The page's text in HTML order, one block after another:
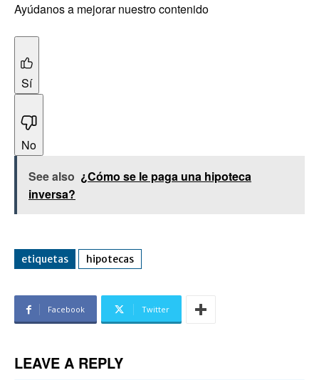
Ayúdanos a mejorar nuestro contenido
Sí
No
See also ¿Cómo se le paga una hipoteca
inversa?
etiquetas hipotecas
Facebook Twitter
LEAVE A REPLY